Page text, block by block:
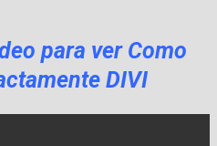
para ver Como
DIVI